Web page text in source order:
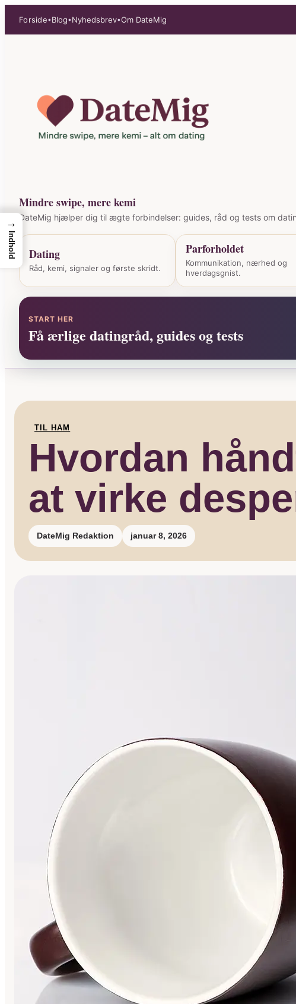
Forside•Blog•Nyhedsbrev•Om DateMig
Mindre swipe, mere kemi
DateMig hjælper dig til ægte forbindelser: guides, råd og tests om
Dating
Råd, kemi, signaler og første skridt.
Parforholdet
Kommunikation, nærhed og
hverdagsgnist.
START HER
Få ærlige datingråd, guides og tests
TIL HAM
Hvordan
at virke
DateMig Redaktion januar 8, 2026
→
Indhold